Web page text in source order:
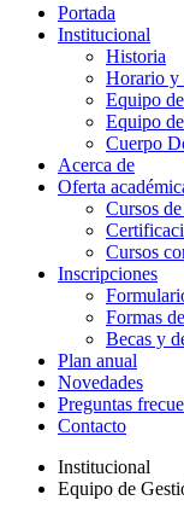
Portada
Institucional
Historia
Horario y
Equipo
Equipo
Cuerpo
Acerca de
Oferta
Cursos
Cursos
Inscripciones
Formas
Becas y
Plan anual
Novedades
Preguntas
Contacto
Institucional
Equipo de